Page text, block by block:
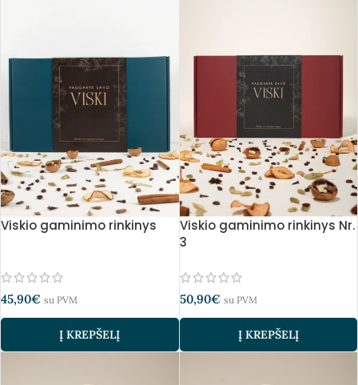
Viskio gaminimo rinkinys
45,90€ su PVM
Į KREPŠELĮ
Viskio gaminimo rinkinys Nr.
3
50,90€ su PVM
Į KREPŠELĮ